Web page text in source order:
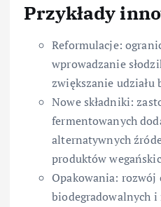
Przykłady
Reformulacje:
wprowadzanie
zwiększanie udziału
Nowe składniki:
fermentowanych
alternatywnych
produktów
Opakowania: rozwój
biodegradowalnych i